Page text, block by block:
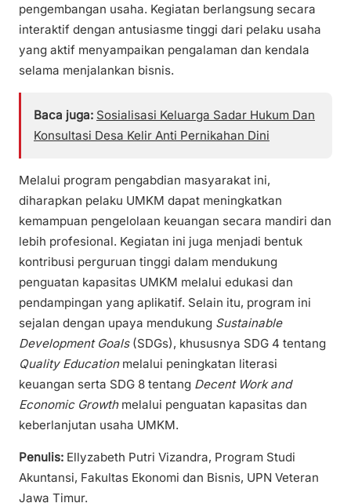
pengembangan usaha. Kegiatan berlangsung secara
interaktif dengan antusiasme tinggi dari pelaku usaha
yang aktif menyampaikan pengalaman dan kendala
selama menjalankan bisnis.
Baca juga: Sosialisasi Keluarga Sadar Hukum Dan
Konsultasi Desa Kelir Anti Pernikahan Dini
Melalui program pengabdian masyarakat ini,
diharapkan pelaku UMKM dapat meningkatkan
kemampuan pengelolaan keuangan secara mandiri dan
lebih profesional. Kegiatan ini juga menjadi bentuk
kontribusi perguruan tinggi dalam mendukung
penguatan kapasitas UMKM melalui edukasi dan
pendampingan yang aplikatif. Selain itu, program ini
sejalan dengan upaya mendukung Sustainable
Development Goals(SDGs), khususnya SDG 4 tentang
Quality Educationmelalui peningkatan literasi
keuangan serta SDG 8 tentang Decent Work and
Economic Growthmelalui penguatan kapasitas dan
keberlanjutan usaha UMKM.
Penulis: Ellyzabeth Putri Vizandra, Program Studi
Akuntansi, Fakultas Ekonomi dan Bisnis, UPN Veteran
Jawa Timur.